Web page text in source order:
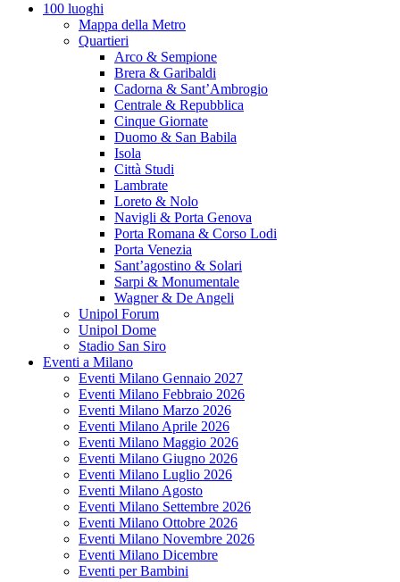
100 luoghi
Mappa della Metro
Quartieri
Arco & Sempione
Brera & Garibaldi
Cadorna & Sant’Ambrogio
Centrale & Repubblica
Cinque Giornate
Duomo & San Babila
Isola
Città Studi
Lambrate
Loreto & Nolo
Navigli & Porta Genova
Porta Romana & Corso Lodi
Porta Venezia
Sant’agostino & Solari
Sarpi & Monumentale
Wagner & De Angeli
Unipol Forum
Unipol Dome
Stadio San Siro
Eventi a Milano
Eventi Milano Gennaio 2027
Eventi Milano Febbraio 2026
Eventi Milano Marzo 2026
Eventi Milano Aprile 2026
Eventi Milano Maggio 2026
Eventi Milano Giugno 2026
Eventi Milano Luglio 2026
Eventi Milano Agosto
Eventi Milano Settembre 2026
Eventi Milano Ottobre 2026
Eventi Milano Novembre 2026
Eventi Milano Dicembre
Eventi per Bambini